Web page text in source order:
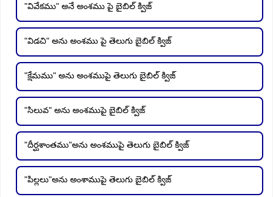
"వివేకము" అనే అంశము పై బైబిల్ క్విజ్
"విడచి" అను అంశము పై తెలుగు బైబిల్ క్విజ్
"క్షేమము" అను అంశముపై తెలుగు బైబిల్ క్విజ్
"సిలువ" అను అంశముపై బైబిల్ క్విజ్
"దీర్ఘశాంతము"అను అంశముపై తెలుగు బైబిల్ క్విజ్
"పిల్లలు"అను అంశాముపై తెలుగు బైబిల్ క్విజ్